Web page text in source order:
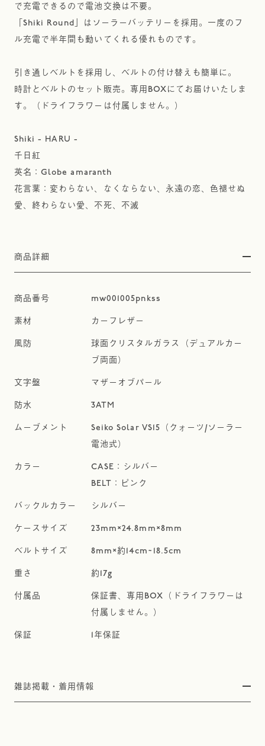
で充電できるので電池交換は不要。
「Shiki Round」はソーラーバッテリーを採用。一度のフ
ル充電で半年間も動いてくれる優れものです。
引き通しベルトを採用し、ベルトの付け替えも簡単に。
時計とベルトのセット販売。専用BOXにてお届けいたしま
す。（ドライフラワーは付属しません。）
Shiki - HARU -
千日紅
英名：Globe amaranth
花言葉：変わらない、なくならない、永遠の恋、色褪せぬ
愛、終わらない愛、不死、不滅
商品詳細
mw001005pnkss
カーフレザー
球面クリスタルガラス（デュアルカー
ブ両面）
マザーオブパール
3ATM
Seiko Solar VS15（クォーツ/ソーラー
電池式）
CASE：シルバー
BELT：ピンク
シルバー
23mm×24.8mm×8mm
8mm×約14cm~18.5cm
約17g
保証書、専用BOX（ドライフラワーは
付属しません。）
1年保証
雑誌掲載・着用情報